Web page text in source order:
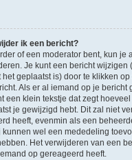
ik een bericht?
of een moderator bent, kun je
Je kunt een bericht wijzigen
geplaatst is) door te klikken op
Als er al iemand op je bericht
een klein tekstje dat zegt
je gewijzigd hebt. Dit zal niet
heeft, evenmin als een
kunnen wel een mededeling
Het verwijderen van een
op gereageerd heeft.